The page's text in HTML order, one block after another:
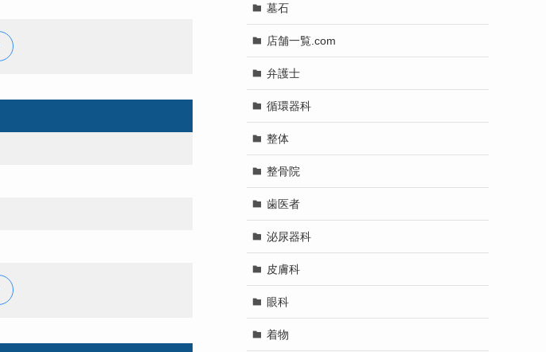
墓石
店舗一覧.com
弁護士
循環器科
整体
整骨院
歯医者
泌尿器科
皮膚科
眼科
着物